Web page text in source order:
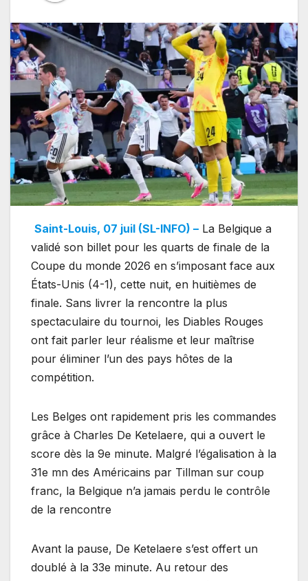
Saint-Louis, 07 juil (SL-INFO) – La Belgique a
validé son billet pour les quarts de finale de la
Coupe du monde 2026 en s’imposant face aux
États-Unis (4-1), cette nuit, en huitièmes de
finale. Sans livrer la rencontre la plus
spectaculaire du tournoi, les Diables Rouges
ont fait parler leur réalisme et leur maîtrise
pour éliminer l’un des pays hôtes de la
compétition.
Les Belges ont rapidement pris les commandes
grâce à Charles De Ketelaere, qui a ouvert le
score dès la 9e minute. Malgré l’égalisation à la
31e mn des Américains par Tillman sur coup
franc, la Belgique n’a jamais perdu le contrôle
de la rencontre
Avant la pause, De Ketelaere s’est offert un
doublé à la 33e minute. Au retour des